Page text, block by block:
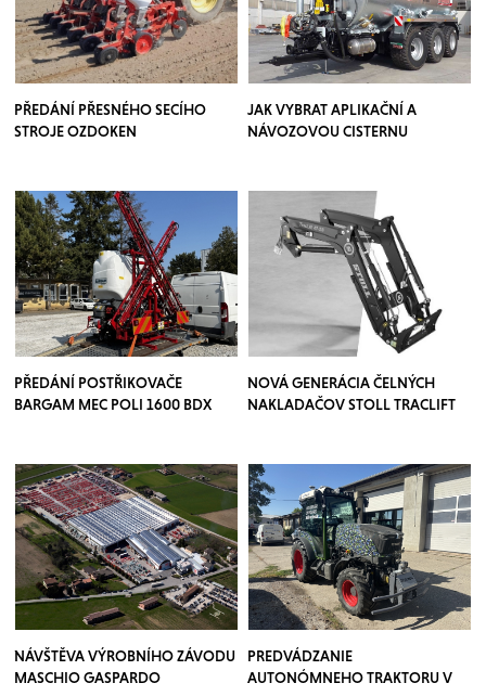
PŘEDÁNÍ PŘESNÉHO SECÍHO
STROJE OZDOKEN
JAK VYBRAT APLIKAČNÍ A
NÁVOZOVOU CISTERNU
PŘEDÁNÍ POSTŘIKOVAČE
BARGAM MEC POLI 1600 BDX
NOVÁ GENERÁCIA ČELNÝCH
NAKLADAČOV STOLL TRACLIFT
NÁVŠTĚVA VÝROBNÍHO ZÁVODU
MASCHIO GASPARDO
PREDVÁDZANIE
AUTONÓMNEHO TRAKTORU V